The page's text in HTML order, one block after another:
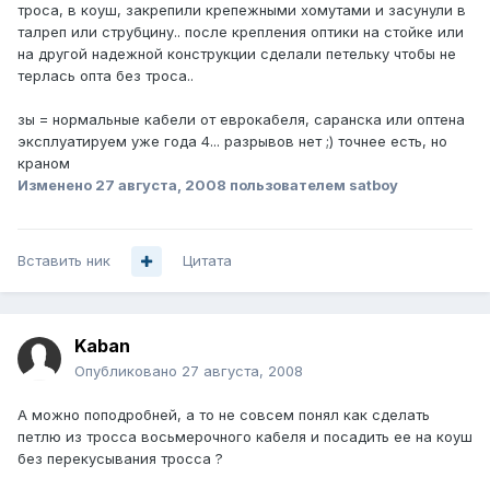
троса, в коуш, закрепили крепежными хомутами и засунули в
талреп или струбцину.. после крепления оптики на стойке или
на другой надежной конструкции сделали петельку чтобы не
терлась опта без троса..
зы = нормальные кабели от еврокабеля, саранска или оптена
эксплуатируем уже года 4... разрывов нет ;) точнее есть, но
краном
Изменено 27 августа, 2008 пользователем satboy
Вставить ник Цитата
Kaban
Опубликовано 27 августа, 2008
А можно поподробней, а то не совсем понял как сделать
петлю из тросса восьмерочного кабеля и посадить ее на коуш
без перекусывания тросса ?